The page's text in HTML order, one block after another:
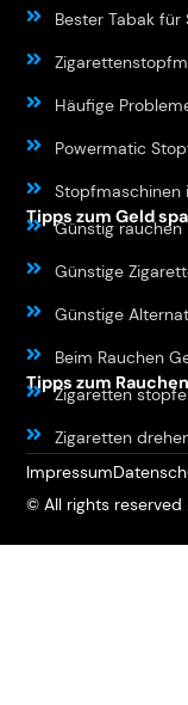
Bester Tabak
Häufige
Powermatic
Stopfmaschinen
Tipps zum Geld
Günstig rauchen
Günstige
Günstige
Beim Rauchen
Tipps zum
Zigaretten
Zigaretten
© All rights reserved
Impressum